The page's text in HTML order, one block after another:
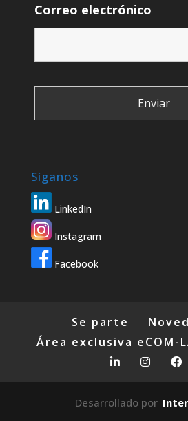
Correo electrónico
Síganos
LinkedIn
Instagram
Facebook
Se parte
Área exclusiva eCOM-
Desarrollado por